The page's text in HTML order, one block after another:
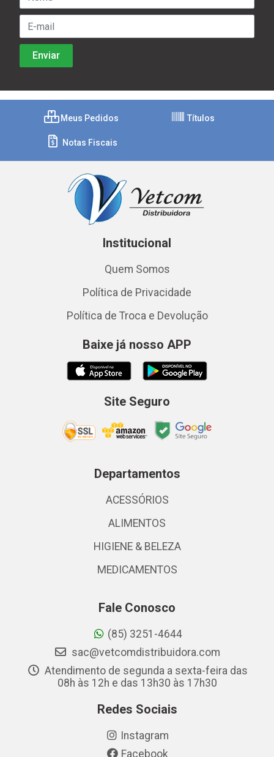
Meus Pedidos Títulos
Notas Fiscais
Institucional
Quem Somos
Política de Privacidade
Política de Troca e Devolução
Baixe já nosso APP
Site Seguro
Departamentos
ACESSÓRIOS
ALIMENTOS
HIGIENE & BELEZA
MEDICAMENTOS
Fale Conosco
(85) 3251-4644
sac@vetcomdistribuidora.com
Atendimento de segunda a sexta-feira das
08h às 12h e das 13h30 às 17h30
Redes Sociais
Instagram
Facebook